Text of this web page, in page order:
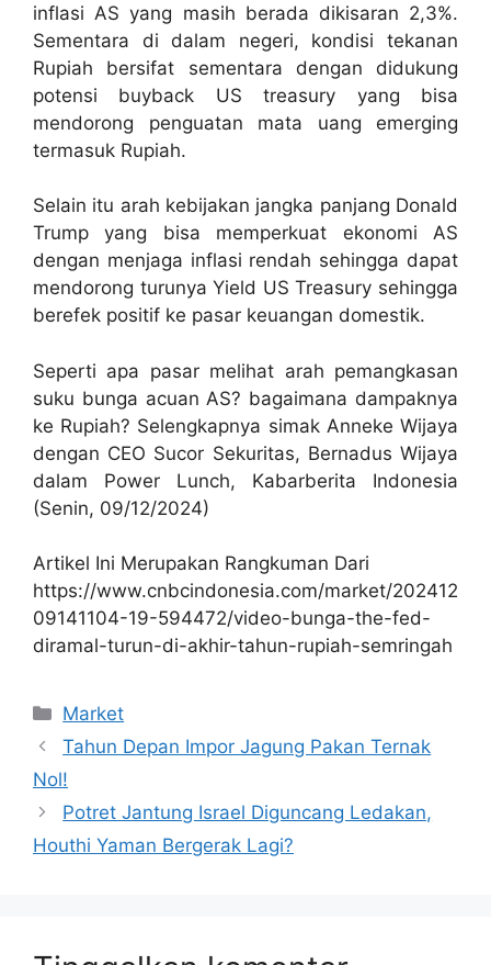
inflasi AS yang masih berada dikisaran 2,3%.
Sementara di dalam negeri, kondisi tekanan
Rupiah bersifat sementara dengan didukung
potensi buyback US treasury yang bisa
mendorong penguatan mata uang emerging
termasuk Rupiah.
Selain itu arah kebijakan jangka panjang Donald
Trump yang bisa memperkuat ekonomi AS
dengan menjaga inflasi rendah sehingga dapat
mendorong turunya Yield US Treasury sehingga
berefek positif ke pasar keuangan domestik.
Seperti apa pasar melihat arah pemangkasan
suku bunga acuan AS? bagaimana dampaknya
ke Rupiah? Selengkapnya simak Anneke Wijaya
dengan CEO Sucor Sekuritas, Bernadus Wijaya
dalam Power Lunch, Kabarberita Indonesia
(Senin, 09/12/2024)
Artikel Ini Merupakan Rangkuman Dari
https://www.cnbcindonesia.com/market/202412
09141104-19-594472/video-bunga-the-fed-
diramal-turun-di-akhir-tahun-rupiah-semringah
Kategori
Market
Tahun Depan Impor Jagung Pakan Ternak
Nol!
Potret Jantung Israel Diguncang Ledakan,
Houthi Yaman Bergerak Lagi?